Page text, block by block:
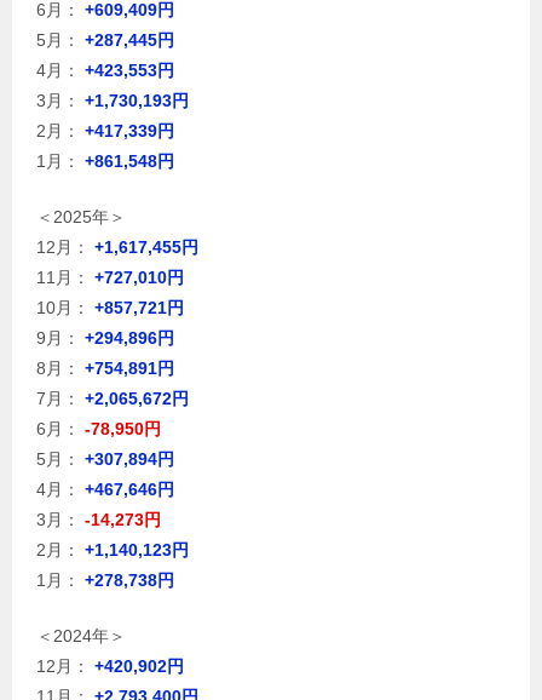
6月：
+609,409円
5月：
+287,445円
4月：
+423,553円
3月：
+1,730,193円
2月：
+417,339円
1月：
+861,548円
＜2025年＞
12月：
+1,617,455円
11月：
+727,010円
10月：
+857,721円
9月：
+294,896円
8月：
+754,891円
7月：
+2,065,672円
6月：
-78,950円
5月：
+307,894円
4月：
+467,646円
3月：
-14,273円
2月：
+1,140,123円
1月：
+278,738円
＜2024年＞
12月：
+420,902円